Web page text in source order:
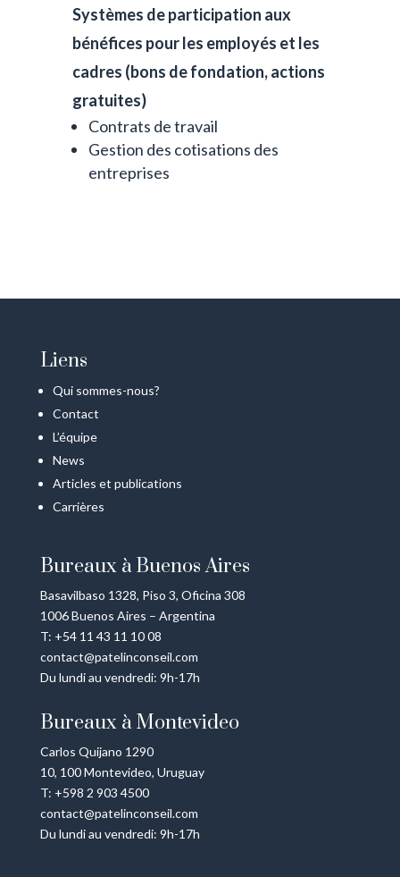
Systèmes de participation aux
bénéfices pour les employés et les
cadres (bons de fondation, actions
gratuites)
Contrats de travail
Gestion des cotisations des
entreprises
Liens
Qui sommes-nous?
Contact
L’équipe
News
Articles et publications
Carrières
Bureaux à Buenos Aires
Basavilbaso 1328, Piso 3, Oficina 308
1006 Buenos Aires – Argentina
T: +54 11 43 11 10 08
contact@patelinconseil.com
Du lundi au vendredi: 9h-17h
Bureaux à Montevideo
Carlos Quijano 1290
10, 100 Montevideo, Uruguay
T: +598 2 903 4500
contact@patelinconseil.com
Du lundi au vendredi: 9h-17h